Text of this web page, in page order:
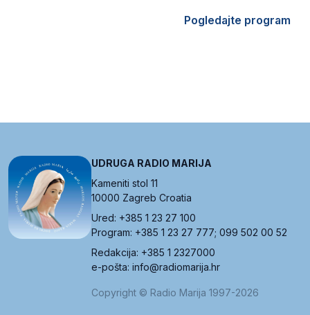
Pogledajte program
UDRUGA RADIO MARIJA
Kameniti stol 11
10000 Zagreb Croatia
Ured: +385 1 23 27 100
Program: +385 1 23 27 777; 099 502 00 52
Redakcija: +385 1 2327000
e-pošta: info@radiomarija.hr
Copyright © Radio Marija 1997-2026